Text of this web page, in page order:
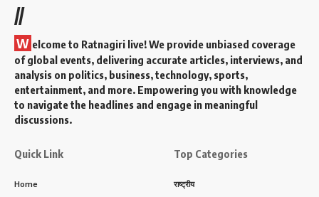
//
W elcome to Ratnagiri live! We provide unbiased coverage
of global events, delivering accurate articles, interviews, and
analysis on politics, business, technology, sports,
entertainment, and more. Empowering you with knowledge
to navigate the headlines and engage in meaningful
discussions.
Quick Link
Home
Top Categories
राष्ट्रीय